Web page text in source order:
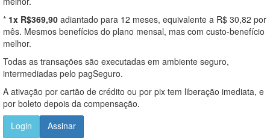
* 1x R$369,90 adiantado para 12 meses, equivalente a R$ 30,82 por
mês. Mesmos benefícios do plano mensal, mas com custo-benefício
melhor.
Todas as transações são executadas em ambiente seguro,
intermediadas pelo pagSeguro.
A ativação por cartão de crédito ou por pix tem liberação imediata, e
por boleto depois da compensação.
Login
Assinar